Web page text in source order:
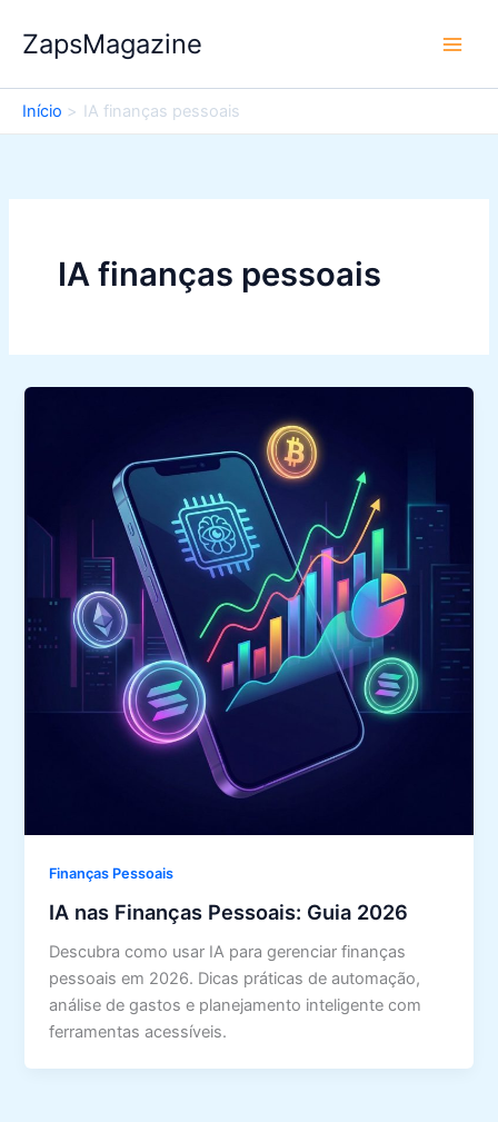
para
conteúdo
ZapsMagazine
Início IA finanças pessoais
IA finanças pessoais
Finanças Pessoais
IA nas Finanças Pessoais: Guia 2026
Descubra como usar IA para gerenciar finanças
pessoais em 2026. Dicas práticas de automação,
análise de gastos e planejamento inteligente com
ferramentas acessíveis.